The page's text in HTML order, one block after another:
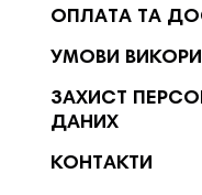
ОПЛАТА ТА
УМОВИ
ЗАХИСТ
ДАНИХ
КОНТАКТИ